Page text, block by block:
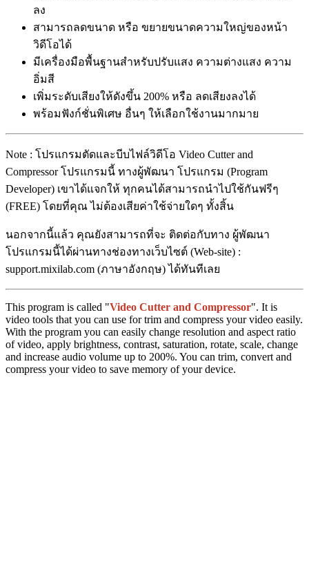
ลง
สามารถลดขนาด หรือ ขยายขนาดความใหญ่ของหน้า
วิดีโอได้
มีเครื่องมือพื้นฐานสำหรับปรับแสง ความต่างแสง ความ
อิ่มสี
เพิ่มระดับเสียงให้ดังขึ้น 200% หรือ ลดเสียงลงได้
พร้อมฟังก์ชั่นพิเศษ อื่นๆ ให้เลือกใช้งานมากมาย
Note : โปรแกรมตัดและบีบไฟล์วิดีโอ Video Cutter and
Compressor โปรแกรมนี้ ทางผู้พัฒนา โปรแกรม (Program
Developer) เขาได้แจกให้ ทุกคนได้สามารถนำไปใช้กันฟรีๆ
(FREE) โดยที่คุณ ไม่ต้องเสียค่าใช้จ่ายใดๆ ทั้งสิ้น
นอกจากนี้แล้ว คุณยังสามารถที่จะ ติดต่อกับทาง ผู้พัฒนา
โปรแกรมนี้ได้ผ่านทางช่องทางเว็บไซต์ (Web-site) :
support.mixilab.com (ภาษาอังกฤษ) ได้ทันทีเลย
This program is called "Video Cutter and Compressor". It is
video tools that you can use for trim and compress your video easily.
With the program you can easily change resolution and aspect ratio
of video, apply brightness, contrast, saturation, rotate, scale, change
and increase audio volume up to 200%. You can trim, convert and
compress your video to save memory of your device.